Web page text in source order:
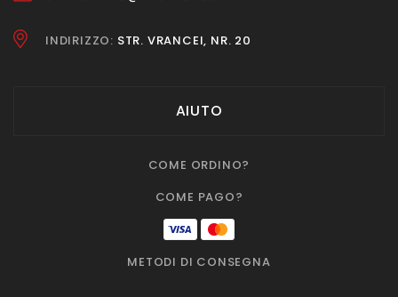
INDIRIZZO: STR. VRANCEI, NR. 20
AIUTO
COME ORDINO?
COME PAGO?
METODI DI CONSEGNA